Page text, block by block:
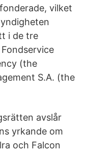
vilket
i de tre
(the
S.A. (the
avslår
yrkande om
och Falcon